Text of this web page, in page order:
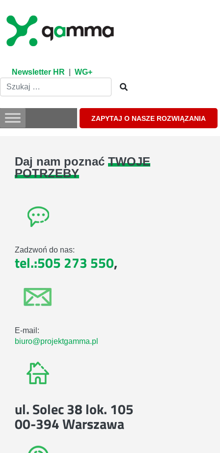
content
Newsletter HR WG+
ZAPYTAJ O NASZE ROZWIĄZANIA
Daj nam poznać TWOJE
POTRZEBY
Zadzwoń do nas:
tel.:505 273 550,
E-mail:
biuro@projektgamma.pl
ul. Solec 38 lok. 105
00-394 Warszawa